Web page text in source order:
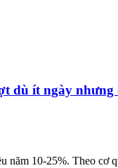
dù ít ngày nhưng
10-25%. Theo